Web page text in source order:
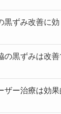
黒ずみ改善に
の黒ずみは改
ザー治療は効果